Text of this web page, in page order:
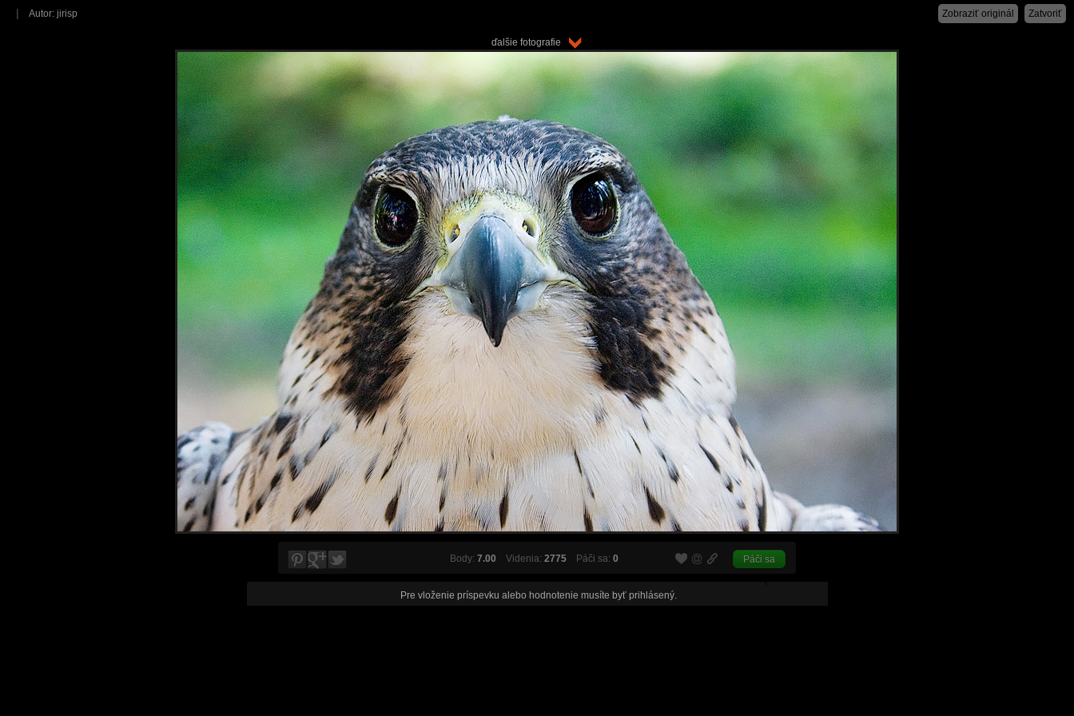
| Autor: jirisp Zatvoriť
Zobraziť originál
ďalšie fotografie
Body: 7.00 Videnia: 2775 Páči sa: 0 Páči sa
Pre vloženie príspevku alebo hodnotenie musíte byť prihlásený.